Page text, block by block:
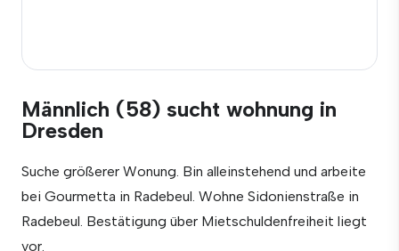
Männlich (58) sucht wohnung in
Dresden
Suche größerer Wonung. Bin alleinstehend und arbeite
bei Gourmetta in Radebeul. Wohne Sidonienstraße in
Radebeul. Bestätigung über Mietschuldenfreiheit liegt
vor.